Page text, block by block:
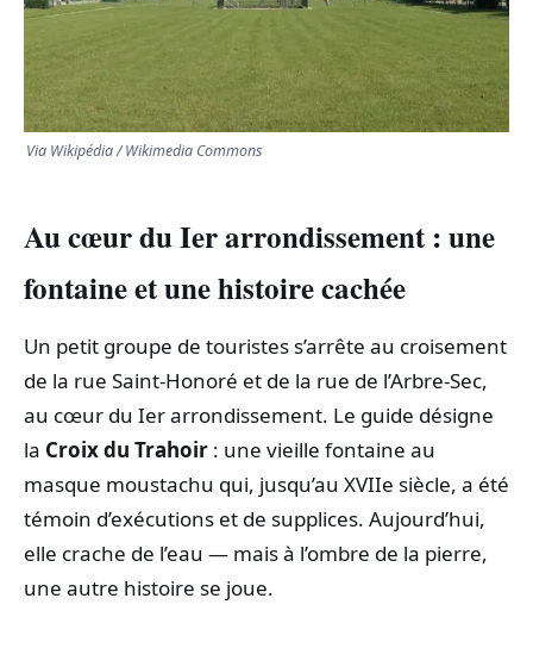
Via Wikipédia / Wikimedia Commons
Au cœur du Ier arrondissement : une
fontaine et une histoire cachée
Un petit groupe de touristes s’arrête au croisement
de la rue Saint‑Honoré et de la rue de l’Arbre‑Sec,
au cœur du Ier arrondissement. Le guide désigne
la Croix du Trahoir : une vieille fontaine au
masque moustachu qui, jusqu’au XVIIe siècle, a été
témoin d’exécutions et de supplices. Aujourd’hui,
elle crache de l’eau — mais à l’ombre de la pierre,
une autre histoire se joue.